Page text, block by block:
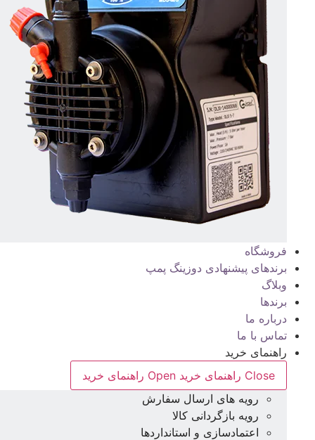
فروشگاه
برندهای پیشنهادی دوزینگ پمپ
وبلاگ
برندها
درباره ما
تماس با ما
راهنمای خرید
Close راهنمای خرید
Open راهنمای خرید
رویه های ارسال سفارش
رویه بازگردانی کالا
اعتمادسازی و استانداردها